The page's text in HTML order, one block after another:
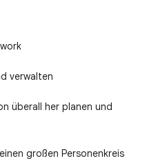
verwalten
überall her planen und
großen Personenkreis